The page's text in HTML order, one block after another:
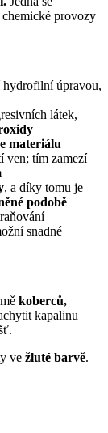
provozy
hydrofilní úpravou,
látek,
materiálu
ven; tím zamezí
, a díky tomu je
podobě
snadné
koberců,
kapalinu
ve žluté barvě.